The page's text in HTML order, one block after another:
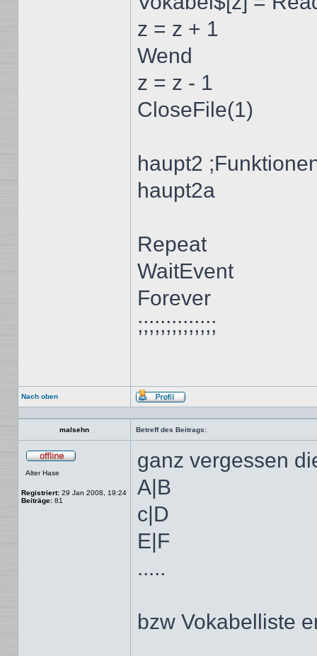
z = z + 1
Wend
z = z - 1
CloseFile(1)
haupt2
haupt2a
Repeat
WaitEvent
Forever
;;;;;;;;;;;;;;
Nach oben
Profil
malsehn Betreff des Beitrags:
Alter Hase
Registriert: 29 Jan 2008, 19:24
Beiträge: 81
ganz vergessen
A|B
c|D
E|F
.....
bzw Vokabelliste